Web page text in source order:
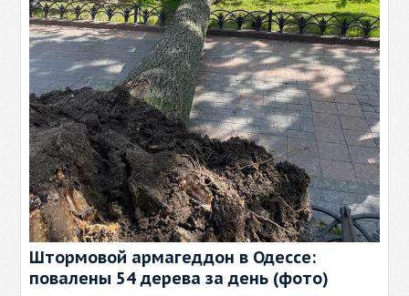
Штормовой армагеддон в Одессе:
повалены 54 дерева за день (фото)